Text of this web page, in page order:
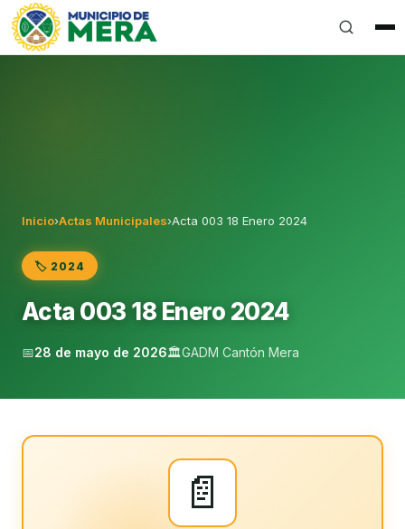
Gobierno Autónomo Descentralizado Municipal del
Inicio›Actas Municipales›Acta 003 18 Enero 2024
🏷️ 2024
Acta 003 18 Enero 2024
📅28 de mayo de 2026🏛️GADM Cantón Mera
📄